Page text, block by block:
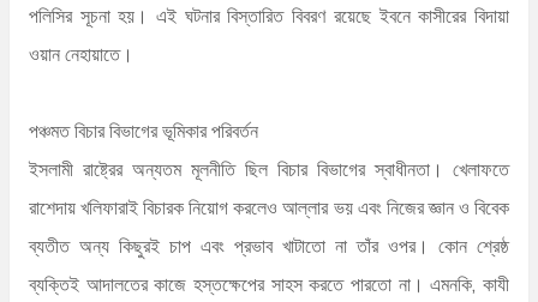
পলিসির সূচনা হয়। এই ঘটনার বিস্তারিত বিবরণ রয়েছে ইবনে কাসীরের বিদায়া
ওয়ান নেহায়াতে।
পঞ্চমত বিচার বিভাগের ভূমিকার পরিবর্তন
ইসলামী রাষ্ট্রের অন্যতম মূলনীতি ছিল বিচার বিভাগের স্বাধীনতা। খেলাফতে
রাশেদায় খলিফারাই বিচারক নিয়োগ করলেও আল্লার ভয় এবং নিজের জ্ঞান ও বিবেক
ব্যতীত অন্য কিছুরই চাপ এবং প্রভাব খাটাতো না তাঁর ওপর। কোন শ্রেষ্ঠ
ব্যক্তিই আদালতের কাজে হস্তক্ষেপের সাহস করতে পারতো না। এমনকি, কাযী